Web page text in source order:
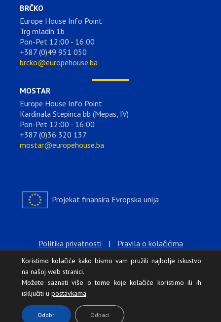
BRČKO
Europe House Info Point
Trg mladih 1b
Pon-Pet 12:00 - 16:00
+387 (0)49 951 050
brcko@europehouse.ba
MOSTAR
Europe House Info Point
Kardinala Stepinca bb (Mepas, IV)
Pon-Pet 12:00 - 16:00
+387 (0)36 320 137
mostar@europehouse.ba
Projekat finansira Evropska unija
Politika privatnosti | Pravila o kolačićima
Europe House © 2026 Sva prava zadržana.
Koristimo kolačiće kako bismo vam pružili najbolje iskustvo
na našoj web stranici.
Možete saznati više o tome koje kolačiće koristimo ili ih
isključiti u postavkama
.
Odobri Odbaci